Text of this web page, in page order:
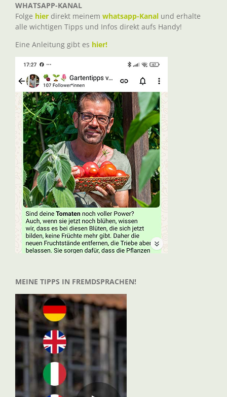
WHATSAPP-KANAL
Folge hier direkt meinem whatsapp-Kanal und erhalte
alle wichtigen Tipps und Infos direkt aufs Handy!
Eine Anleitung gibt es hier!
MEINE TIPPS IN FREMDSPRACHEN!